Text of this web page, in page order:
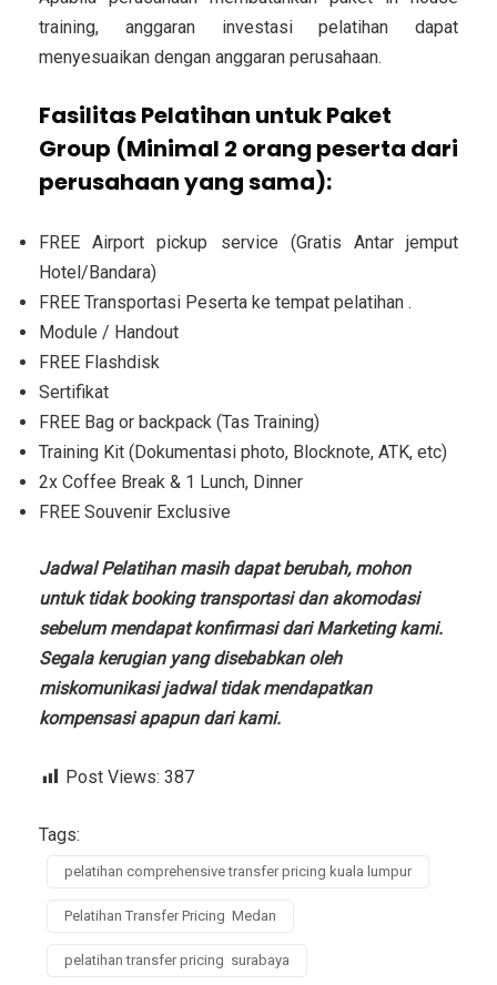
training, anggaran investasi pelatihan dapat
menyesuaikan dengan anggaran perusahaan.
Fasilitas Pelatihan untuk Paket
Group (Minimal 2 orang peserta dari
perusahaan yang sama):
FREE Airport pickup service (Gratis Antar jemput
Hotel/Bandara)
FREE Transportasi Peserta ke tempat pelatihan .
Module / Handout
FREE Flashdisk
Sertifikat
FREE Bag or backpack (Tas Training)
Training Kit (Dokumentasi photo, Blocknote, ATK, etc)
2x Coffee Break & 1 Lunch, Dinner
FREE Souvenir Exclusive
Jadwal Pelatihan masih dapat berubah, mohon
untuk tidak booking transportasi dan akomodasi
sebelum mendapat konfirmasi dari Marketing kami.
Segala kerugian yang disebabkan oleh
miskomunikasi jadwal tidak mendapatkan
kompensasi apapun dari kami.
Post Views: 387
Tags:
pelatihan comprehensive transfer pricing kuala lumpur
Pelatihan Transfer Pricing Medan
pelatihan transfer pricing surabaya